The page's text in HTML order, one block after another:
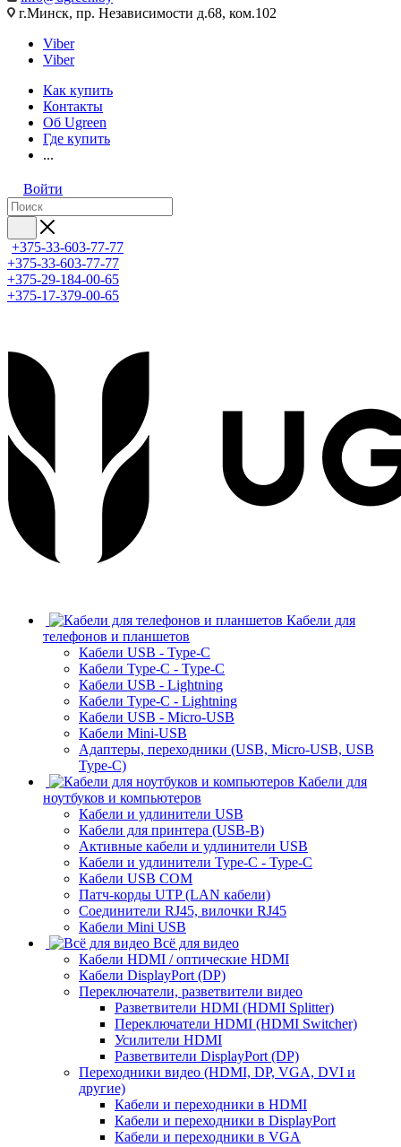
г.Минск, пр. Независимости д.68, ком.102
Viber
Viber
Как купить
Контакты
Об Ugreen
Где купить
...
Войти
+375-33-603-77-77
+375-33-603-77-77
+375-29-184-00-65
+375-17-379-00-65
Кабели для
телефонов и планшетов
Кабели USB - Type-C
Кабели Type-C - Type-C
Кабели USB - Lightning
Кабели Type-C - Lightning
Кабели USB - Micro-USB
Кабели Mini-USB
Адаптеры, переходники (USB, Micro-USB, USB
Type-C)
Кабели для
ноутбуков и компьютеров
Кабели и удлинители USB
Кабели для принтера (USB-B)
Активные кабели и удлинители USB
Кабели и удлинители Type-C - Type-C
Кабели USB COM
Патч-корды UTP (LAN кабели)
Соединители RJ45, вилочки RJ45
Кабели Mini USB
Всё для видео
Кабели HDMI / оптические HDMI
Кабели DisplayPort (DP)
Переключатели, разветвители видео
Разветвители HDMI (HDMI Splitter)
Переключатели HDMI (HDMI Switcher)
Усилители HDMI
Разветвители DisplayPort (DP)
Переходники видео (HDMI, DP, VGA, DVI и
другие)
Кабели и переходники в HDMI
Кабели и переходники в DisplayPort
Кабели и переходники в VGA